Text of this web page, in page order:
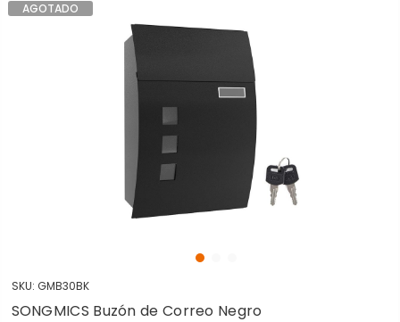
AGOTADO
SKU: GMB30BK
SONGMICS Buzón de Correo Negro